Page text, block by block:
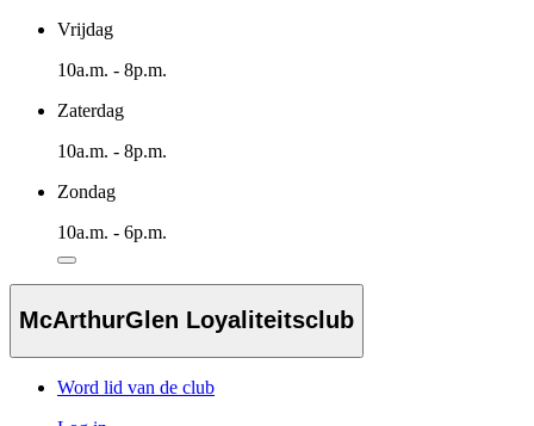
Vrijdag
10a.m. - 8p.m.
Zaterdag
10a.m. - 8p.m.
Zondag
10a.m. - 6p.m.
McArthurGlen Loyaliteitsclub
Word lid van de club